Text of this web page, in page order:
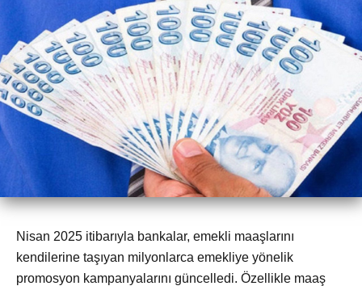
Nisan 2025 itibarıyla bankalar, emekli maaşlarını
kendilerine taşıyan milyonlarca emekliye yönelik
promosyon kampanyalarını güncelledi. Özellikle maaş